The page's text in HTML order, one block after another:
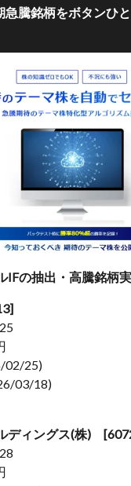
急騰銘柄をボタンひ
IFの抽出・高騰銘柄
02/25)
03/18)
ディングス(株)